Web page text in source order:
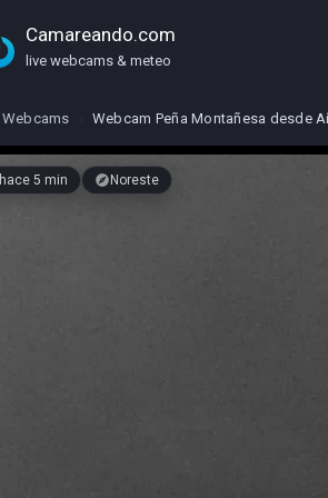
Camareando.com
live webcams & meteo
Webcams Webcam Peña Montañesa desde
hace 5 min explore Noreste